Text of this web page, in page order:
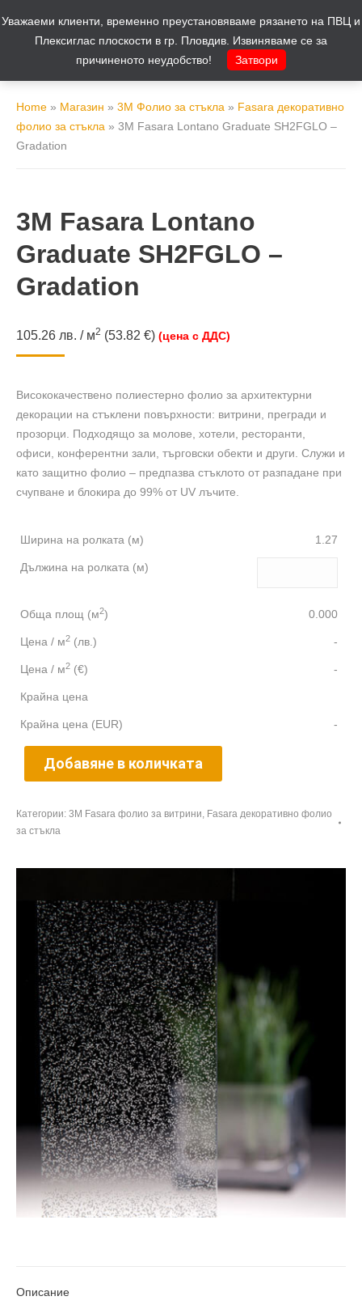
Home » Магазин » 3M Фолио за стъкла » Fasara декоративно
фолио за стъкла » 3M Fasara Lontano Graduate SH2FGLO –
Gradation
3M Fasara Lontano
Graduate SH2FGLO –
Gradation
105.26 лв. / м2 (53.82 €) (цена с ДДС)
Висококачествено полиестерно фолио за архитектурни
декорации на стъклени повърхности: витрини, прегради и
прозорци. Подходящо за молове, хотели, ресторанти,
офиси, конферентни зали, търговски обекти и други. Служи и
като защитно фолио – предпазва стъклото от разпадане при
счупване и блокира до 99% от UV лъчите.
Ширина на ролката (м) 1.27
Дължина на ролката (м)
Обща площ (м2) 0.000
Цена / м2 (лв.) -
Цена / м2 (€) -
Крайна цена
Крайна цена (EUR) -
Добавяне в количката
Категории: 3М Fasara фолио за витрини, Fasara декоративно фолио
за стъкла
Описание
Уважаеми клиенти, временно преустановяваме рязането на ПВЦ и
Плексиглас плоскости в гр. Пловдив. Извиняваме се за
причиненото неудобство!
Затвори